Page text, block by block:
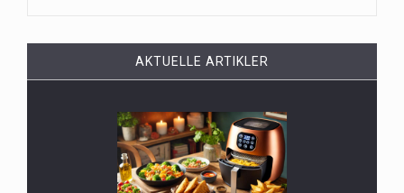
AKTUELLE ARTIKLER